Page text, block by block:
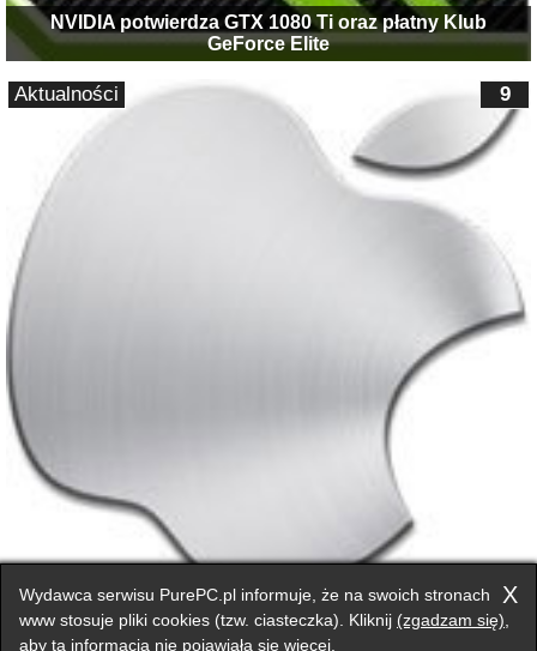
NVIDIA potwierdza GTX 1080 Ti oraz płatny Klub
GeForce Elite
Apple zapłaci 234 miliony dolarów za złamanie patentów
9
Aktualności
X
Wydawca serwisu PurePC.pl informuje, że na swoich stronach
www stosuje pliki cookies (tzw. ciasteczka). Kliknij (zgadzam się)
aby ta informacja nie pojawiała się więcej.